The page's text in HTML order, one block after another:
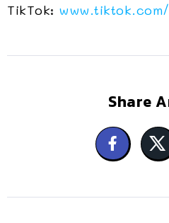
TikTok: www.tiktok.com/
Share